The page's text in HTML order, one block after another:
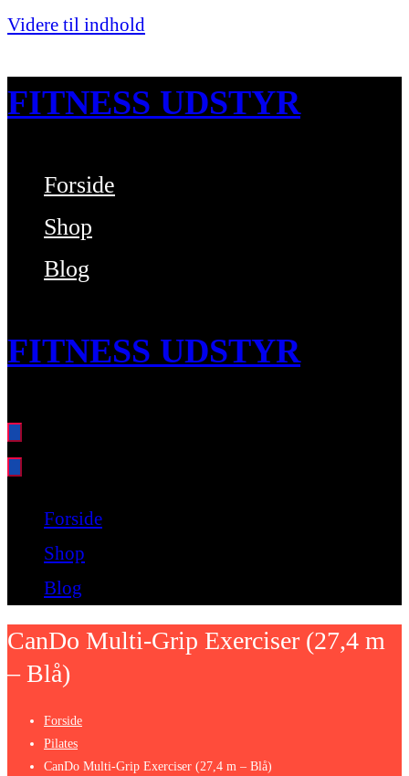
Videre til indhold
FITNESS UDSTYR
Bare endnu et fitness websted
Forside
Shop
Blog
FITNESS UDSTYR
Bare endnu et fitness websted
Forside
Shop
Blog
CanDo Multi-Grip Exerciser (27,4 m
– Blå)
Forside
Pilates
CanDo Multi-Grip Exerciser (27,4 m – Blå)